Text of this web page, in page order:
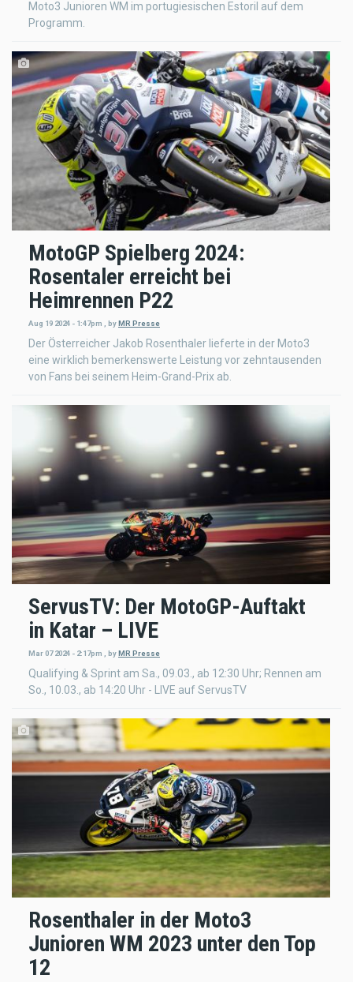
Moto3 Junioren WM im portugiesischen Estoril auf dem
Programm.
MotoGP Spielberg 2024:
Rosentaler erreicht bei
Heimrennen P22
Aug 19 2024 - 1:47pm , byMR Presse
Der Österreicher Jakob Rosenthaler lieferte in der Moto3
eine wirklich bemerkenswerte Leistung vor zehntausenden
von Fans bei seinem Heim-Grand-Prix ab.
ServusTV: Der MotoGP-Auftakt
in Katar – LIVE
Mar 07 2024 - 2:17pm , byMR Presse
Qualifying & Sprint am Sa., 09.03., ab 12:30 Uhr; Rennen am
So., 10.03., ab 14:20 Uhr - LIVE auf ServusTV
Rosenthaler in der Moto3
Junioren WM 2023 unter den Top
12